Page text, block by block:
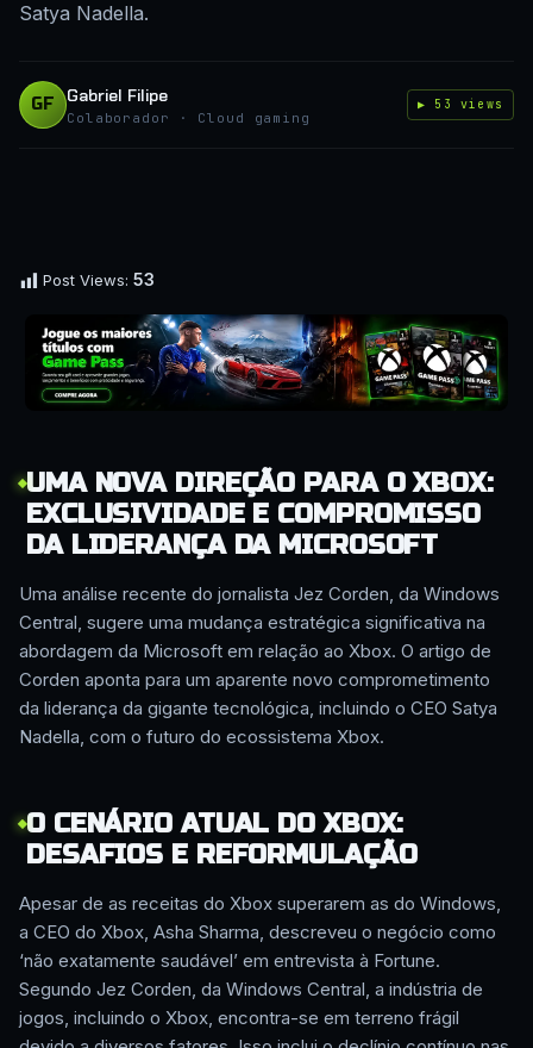
Satya Nadella.
GF Gabriel Filipe
Colaborador · Cloud gaming
▶ 53 views
Post Views: 53
UMA NOVA DIREÇÃO PARA O XBOX:
EXCLUSIVIDADE E COMPROMISSO
DA LIDERANÇA DA MICROSOFT
Uma análise recente do jornalista Jez Corden, da Windows
Central, sugere uma mudança estratégica significativa na
abordagem da Microsoft em relação ao Xbox. O artigo de
Corden aponta para um aparente novo comprometimento
da liderança da gigante tecnológica, incluindo o CEO Satya
Nadella, com o futuro do ecossistema Xbox.
O CENÁRIO ATUAL DO XBOX:
DESAFIOS E REFORMULAÇÃO
Apesar de as receitas do Xbox superarem as do Windows,
a CEO do Xbox, Asha Sharma, descreveu o negócio como
‘não exatamente saudável’ em entrevista à Fortune.
Segundo Jez Corden, da Windows Central, a indústria de
jogos, incluindo o Xbox, encontra-se em terreno frágil